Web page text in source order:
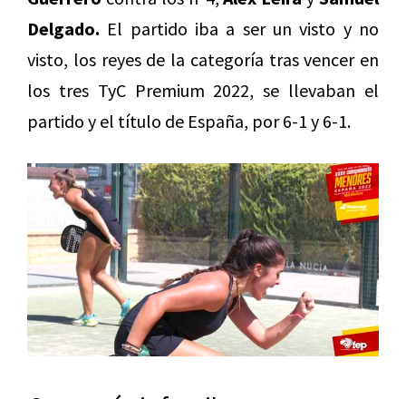
Delgado. El partido iba a ser un visto y no
visto, los reyes de la categoría tras vencer en
los tres TyC Premium 2022, se llevaban el
partido y el título de España, por 6-1 y 6-1.